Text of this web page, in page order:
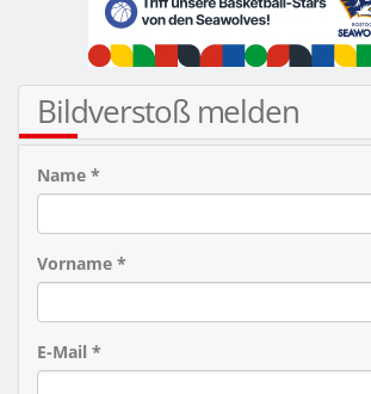
Bildverstoß melden
Name *
Vorname *
E-Mail *